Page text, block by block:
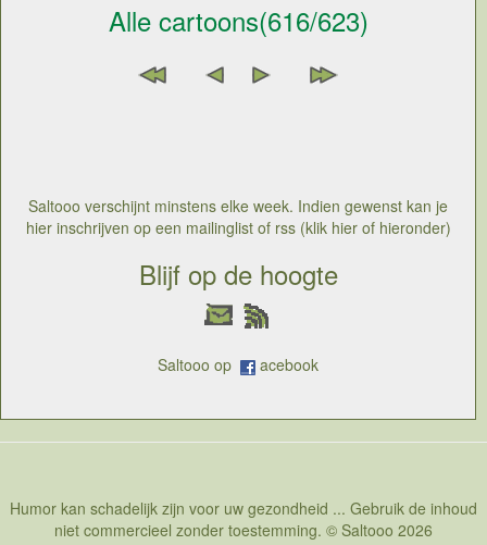
Alle cartoons(616/623)
Saltooo verschijnt minstens elke week. Indien gewenst kan je
hier inschrijven op een mailinglist of rss (klik hier of hieronder)
Blijf op de hoogte
Saltooo op acebook
Humor kan schadelijk zijn voor uw gezondheid ... Gebruik de inhoud
niet commercieel zonder toestemming. © Saltooo 2026